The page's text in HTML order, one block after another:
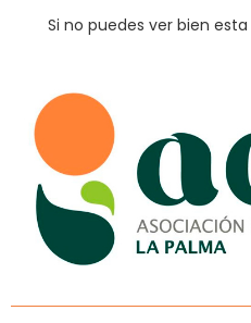
Si no puedes ver bien